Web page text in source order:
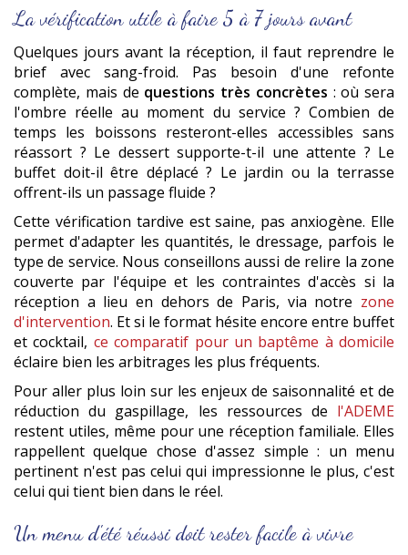
La vérification utile à faire 5 à 7 jours avant
Quelques jours avant la réception, il faut reprendre le
brief avec sang-froid. Pas besoin d'une refonte
complète, mais de questions très concrètes : où sera
l'ombre réelle au moment du service ? Combien de
temps les boissons resteront-elles accessibles sans
réassort ? Le dessert supporte-t-il une attente ? Le
buffet doit-il être déplacé ? Le jardin ou la terrasse
offrent-ils un passage fluide ?
Cette vérification tardive est saine, pas anxiogène. Elle
permet d'adapter les quantités, le dressage, parfois le
type de service. Nous conseillons aussi de relire la zone
couverte par l'équipe et les contraintes d'accès si la
réception a lieu en dehors de Paris, via notre zone
d'intervention. Et si le format hésite encore entre buffet
et cocktail, ce comparatif pour un baptême à domicile
éclaire bien les arbitrages les plus fréquents.
Pour aller plus loin sur les enjeux de saisonnalité et de
réduction du gaspillage, les ressources de l'ADEME
restent utiles, même pour une réception familiale. Elles
rappellent quelque chose d'assez simple : un menu
pertinent n'est pas celui qui impressionne le plus, c'est
celui qui tient bien dans le réel.
Un menu d'été réussi doit rester facile à vivre